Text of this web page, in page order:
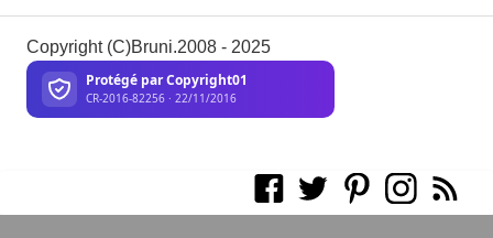
Copyright (C)Bruni.2008 - 2025